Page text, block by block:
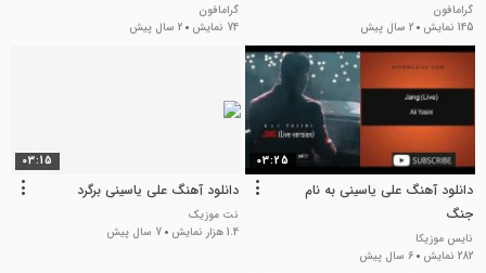
گرامافون
145 نمایش
2 سال پیش
گرامافون
74 نمایش
2 سال پیش
03:25
دانلود آهنگ علی یاسینی به نام
جنگ
نایس موزیکا
282 نمایش
6 سال پیش
03:15
دانلود آهنگ علی یاسینی برگرد
نت موزیک
1.4 هزار نمایش
7 سال پیش